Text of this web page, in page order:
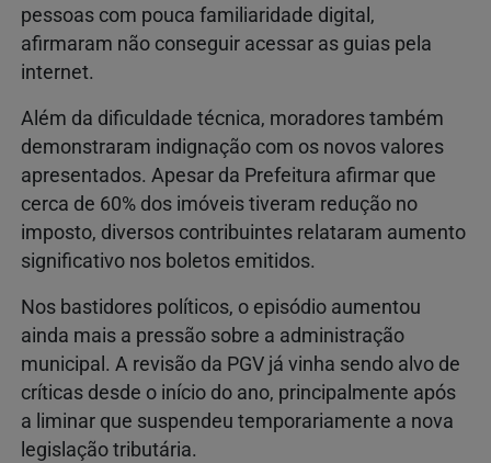
pessoas com pouca familiaridade digital,
afirmaram não conseguir acessar as guias pela
internet.
Além da dificuldade técnica, moradores também
demonstraram indignação com os novos valores
apresentados. Apesar da Prefeitura afirmar que
cerca de 60% dos imóveis tiveram redução no
imposto, diversos contribuintes relataram aumento
significativo nos boletos emitidos.
Nos bastidores políticos, o episódio aumentou
ainda mais a pressão sobre a administração
municipal. A revisão da PGV já vinha sendo alvo de
críticas desde o início do ano, principalmente após
a liminar que suspendeu temporariamente a nova
legislação tributária.